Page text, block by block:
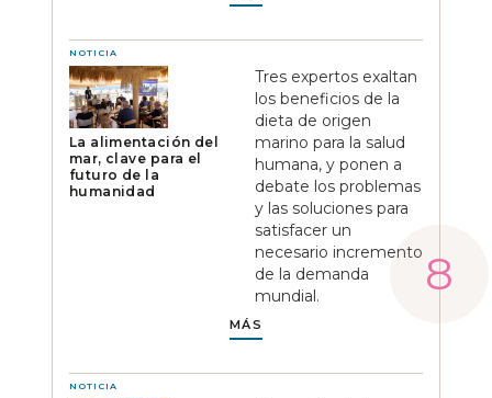
NOTICIA
La alimentación del
mar, clave para el
futuro de la
humanidad
Tres expertos exaltan
los beneficios de la
dieta de origen
marino para la salud
humana, y ponen a
debate los problemas
y las soluciones para
satisfacer un
necesario incremento
de la demanda
mundial.
MÁS
NOTICIA